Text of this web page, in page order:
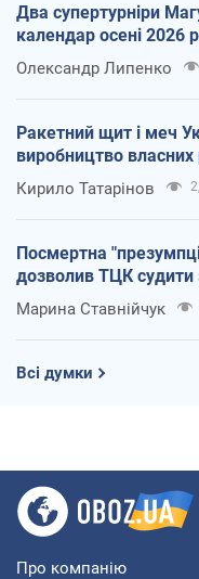
Два супертурніри
календар осені 2026
Олександр Липенко
Ракетний щит і меч
виробництво власних
Кирило Татарінов
Посмертна
дозволив ТЦК судити
Марина Ставнійчук
Всі думки
Про компанію